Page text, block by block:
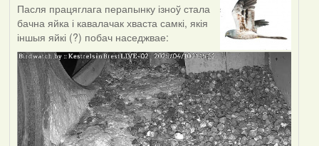
Пасля працяглага перапынку ізноў стала
бачна яйка і кавалачак хваста самкі, якія
іншыя яйкі (?) побач наседжвае: